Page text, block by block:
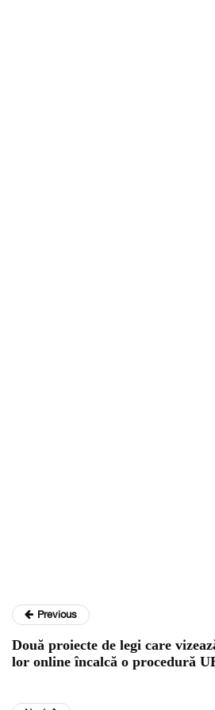
Previous
Două proiecte de legi care
lor online încalcă o procedură